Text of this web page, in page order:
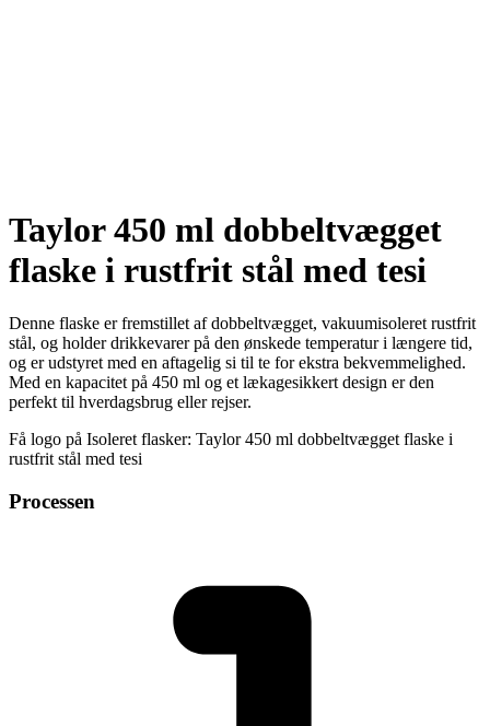
Taylor 450 ml dobbeltvægget
flaske i rustfrit stål med tesi
Denne flaske er fremstillet af dobbeltvægget, vakuumisoleret rustfrit
stål, og holder drikkevarer på den ønskede temperatur i længere tid,
og er udstyret med en aftagelig si til te for ekstra bekvemmelighed.
Med en kapacitet på 450 ml og et lækagesikkert design er den
perfekt til hverdagsbrug eller rejser.
Få logo på Isoleret flasker: Taylor 450 ml dobbeltvægget flaske i
rustfrit stål med tesi
Processen